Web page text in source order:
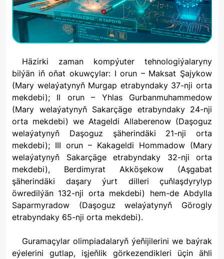
Häzirki zaman kompýuter tehnologiýalaryny
bilýän iň oňat okuwçylar: I orun – Maksat Şajykow
(Mary welaýatynyň Murgap etrabyndaky 37-nji orta
mekdebi); II orun – Yhlas Gurbanmuhammedow
(Mary welaýatynyň Sakarçäge etrabyndaky 24-nji
orta mekdebi) we Atageldi Allaberenow (Daşoguz
welaýatynyň Daşoguz şäherindäki 21-nji orta
mekdebi); III orun – Kakageldi Hommadow (Mary
welaýatynyň Sakarçäge etrabyndaky 32-nji orta
mekdebi), Berdimyrat Akköşekow (Aşgabat
şäherindäki daşary ýurt dilleri çuňlaşdyrylyp
öwredilýän 132-nji orta mekdebi) hem-de Abdylla
Saparmyradow (Daşoguz welaýatynyň Görogly
etrabyndaky 65-nji orta mekdebi).
Guramaçylar olimpiadalaryň ýeňijilerini we baýrak
eýelerini gutlap, işjeňlik görkezendikleri üçin ähli